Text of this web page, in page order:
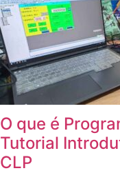
O que é
Tutorial
CLP